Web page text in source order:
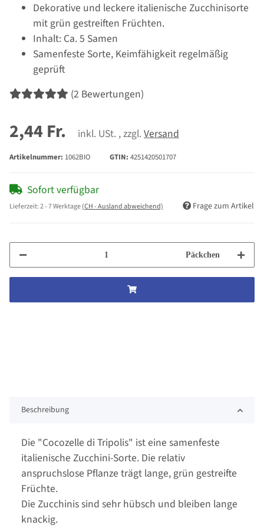
Dekorative und leckere italienische Zucchinisorte
mit grün gestreiften Früchten.
Inhalt: Ca. 5 Samen
Samenfeste Sorte, Keimfähigkeit regelmäßig
geprüft
(2 Bewertungen)
2,44 Fr. inkl. USt. , zzgl. Versand
Artikelnummer: 1062BIO GTIN: 4251420501707
Sofort verfügbar
Lieferzeit:2 - 7 Werktage(CH - Ausland abweichend) Frage zum Artikel
Päckchen
Beschreibung
Die "Cocozelle di Tripolis" ist eine samenfeste
italienische Zucchini-Sorte. Die relativ
anspruchslose Pflanze trägt lange, grün gestreifte
Früchte.
Die Zucchinis sind sehr hübsch und bleiben lange
knackig.